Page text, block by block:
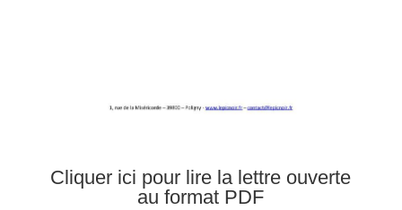
Cliquer ici pour lire la lettre ouverte
au format PDF